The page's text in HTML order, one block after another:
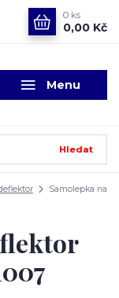
Menu
Hledat
0 ks
0,00 Kč
Samolepka na